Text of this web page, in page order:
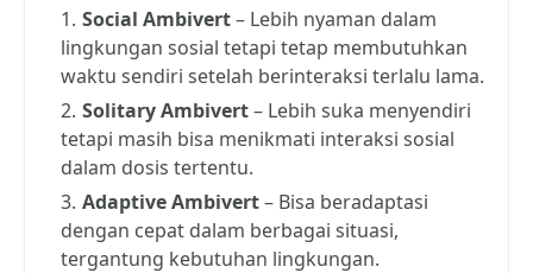
Social Ambivert– Lebih nyaman dalam
lingkungan sosial tetapi tetap membutuhkan
waktu sendiri setelah berinteraksi terlalu lama.
Solitary Ambivert– Lebih suka menyendiri
tetapi masih bisa menikmati interaksi sosial
dalam dosis tertentu.
Adaptive Ambivert– Bisa beradaptasi
dengan cepat dalam berbagai situasi,
tergantung kebutuhan lingkungan.